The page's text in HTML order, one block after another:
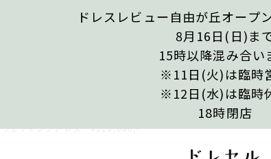
ドレスレビュー自由が丘オープ
8月16日(日)ま
15時以降混み合い
※11日(火)は臨時
※12日(水)は臨時
18時閉店
ウェディングドレス ¥128,000,-